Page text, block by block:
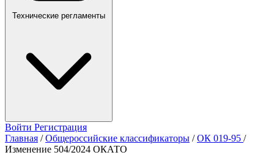
Технические регламенты
Войти Регистрация
Главная / Общероссийские классификаторы / ОК 019-95 /
Изменение 504/2024 ОКАТО